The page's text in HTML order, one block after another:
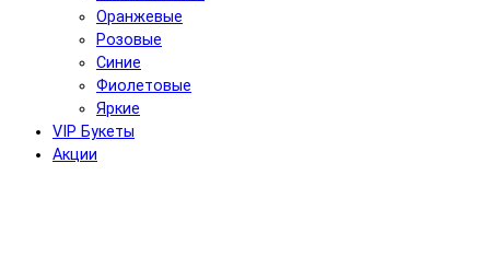
Оранжевые
Розовые
Синие
Фиолетовые
Яркие
VIP Букеты
Акции